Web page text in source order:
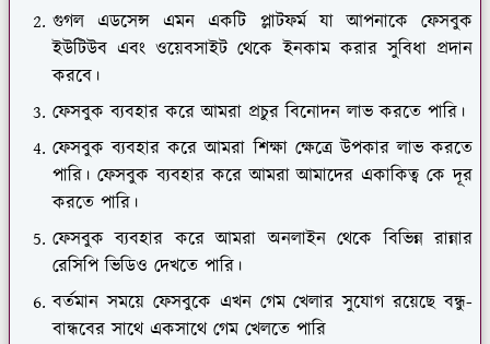
গুগল এডসেন্স এমন একটি প্লাটফর্ম যা আপনাকে ফেসবুক
ইউটিউব এবং ওয়েবসাইট থেকে ইনকাম করার সুবিধা প্রদান
করবে।
ফেসবুক ব্যবহার করে আমরা প্রচুর বিনোদন লাভ করতে পারি।
ফেসবুক ব্যবহার করে আমরা শিক্ষা ক্ষেত্রে উপকার লাভ করতে
পারি। ফেসবুক ব্যবহার করে আমরা আমাদের একাকিত্ব কে দূর
করতে পারি।
ফেসবুক ব্যবহার করে আমরা অনলাইন থেকে বিভিন্ন রান্নার
রেসিপি ভিডিও দেখতে পারি।
বর্তমান সময়ে ফেসবুকে এখন গেম খেলার সুযোগ রয়েছে বন্ধু-
বান্ধবের সাথে একসাথে গেম খেলতে পারি